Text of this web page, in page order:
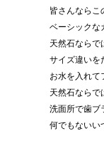
皆さんならこ
ベーシックな
天然石ならで
サイズ違いを
お水を入れて
天然石ならで
洗面所で歯ブ
何でもないい